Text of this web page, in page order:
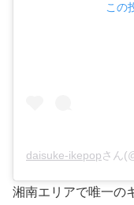
この
daisuke-ikepopさん
湘南エリアで唯一の